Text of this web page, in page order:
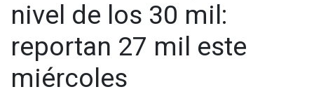
semanas, la mayor parte de los casos están presentes en
los grupos de 18 a 29 años, seguido del grupo de 30 a 39
años y 40 a 49 años.
Además, expuso que las 10 primeras entidades que
acumulan el mayor número de casos son: Ciudad de México,
nivel de los 30 mil:
reportan 27 mil este
miércoles